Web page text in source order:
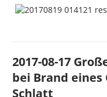
2017-08-17
bei Brand
Schlatt